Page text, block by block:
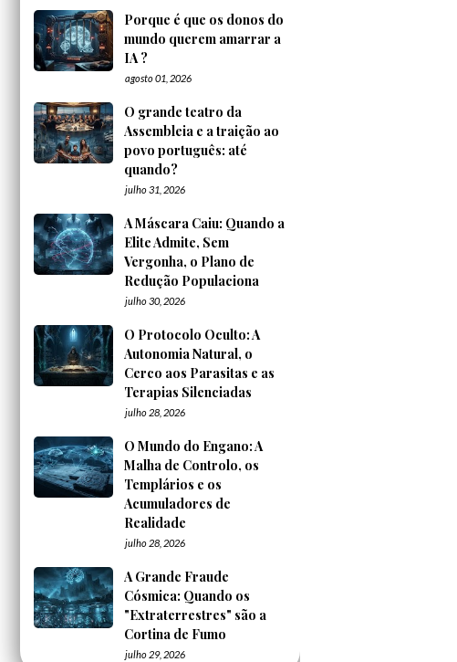
Porque é que os donos do
mundo querem amarrar a
IA ?
agosto 01, 2026
O grande teatro da
Assembleia e a traição ao
povo português: até
quando?
julho 31, 2026
A Máscara Caiu: Quando a
Elite Admite, Sem
Vergonha, o Plano de
Redução Populaciona
julho 30, 2026
O Protocolo Oculto: A
Autonomia Natural, o
Cerco aos Parasitas e as
Terapias Silenciadas
julho 28, 2026
O Mundo do Engano: A
Malha de Controlo, os
Templários e os
Acumuladores de
Realidade
julho 28, 2026
A Grande Fraude
Cósmica: Quando os
"Extraterrestres" são a
Cortina de Fumo
julho 29, 2026